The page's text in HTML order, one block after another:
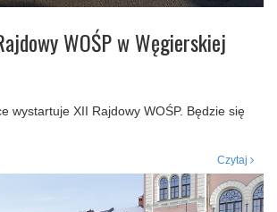
WOŚP w Węgierskiej
wystartuje XII Rajdowy WOŚP. Będzie się
Czytaj